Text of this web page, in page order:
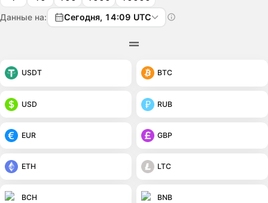
Данные на: Сегодня, 14:09 UTC
USDT BTC
USD RUB
EUR GBP
ETH LTC
BCH BNB